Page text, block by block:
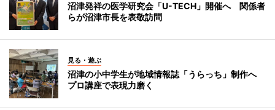
沼津発祥の医学研究会「U-TECH」開催へ 関係者
らが沼津市長を表敬訪問
見る・遊ぶ
沼津の小中学生が地域情報誌「うらっち」制作へ
プロ講座で表現力磨く